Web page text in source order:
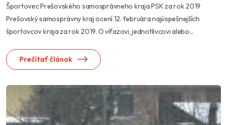
Športovec Prešovského samosprávneho kraja PSK za rok 2019
Prešovský samosprávny kraj ocení 12. februára najúspešnejších
športovcov kraja za rok 2019. O víťazovi, jednotlivcovi alebo...
Prečítať článok